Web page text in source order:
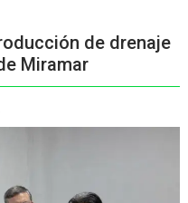
de drenaje
Miramar